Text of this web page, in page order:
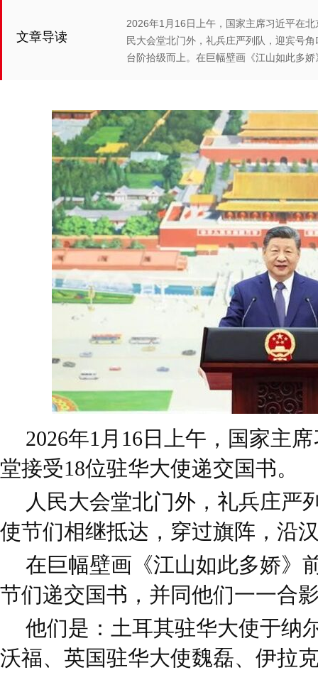
文章导读
2026年1月16日上午，国家主席习近平在
民大会堂北门外，礼兵庄严列队，迎宾号
台阶拾级而上。在巨幅壁画《江山如此多
2026年1月16日上午，国家主
堂接受18位驻华大使递交国书。
人民大会堂北门外，礼兵庄严
使节们相继抵达，穿过旗阵，沿
在巨幅壁画《江山如此多娇》
节们递交国书，并同他们一一合
他们是：土耳其驻华大使于纳
沃福、英国驻华大使魏磊、伊拉